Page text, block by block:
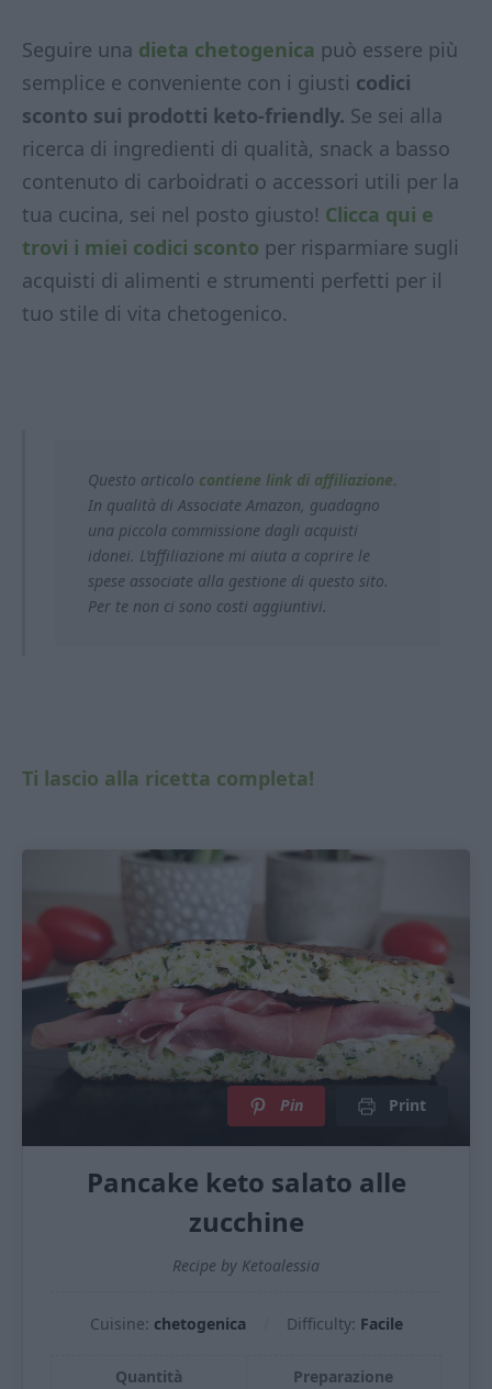
Seguire una dieta chetogenica può essere più
semplice e conveniente con i giusti codici
sconto sui prodotti keto-friendly. Se sei alla
ricerca di ingredienti di qualità, snack a basso
contenuto di carboidrati o accessori utili per la
tua cucina, sei nel posto giusto! Clicca qui e
trovi i miei codici sconto per risparmiare sugli
acquisti di alimenti e strumenti perfetti per il
tuo stile di vita chetogenico.
Questo articolo contiene link di affiliazione.
In qualità di Associate Amazon, guadagno
una piccola commissione dagli acquisti
idonei. L’affiliazione mi aiuta a coprire le
spese associate alla gestione di questo sito.
Per te non ci sono costi aggiuntivi.
Ti lascio alla ricetta completa!
Pin Print
Pancake keto salato alle
zucchine
Recipe by Ketoalessia
Cuisine: chetogenica Difficulty: Facile
Quantità
Preparazione